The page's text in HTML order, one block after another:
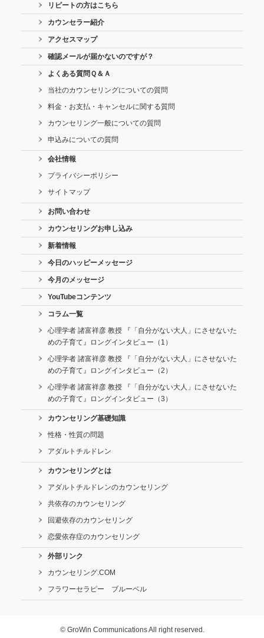
リピートの方はこちら
カウンセラー紹介
アクセスマップ
確認メールが届かないのですが？
よくある質問Ｑ＆Ａ
当社のカウンセリングについての質問
料金・お支払・キャンセルに関する質問
カウンセリング一般についての質問
申込みについての質問
会社情報
プライバシーポリシー
サイトマップ
お問い合わせ
カウンセリングお申し込み
新着情報
今日のハッピーメッセージ
今月のメッセージ
YouTubeコンテンツ
コラム一覧
心理学者 諸富祥彦 教授 『「自分がない大人」にさせないた
めの子育て』ロングインタビュー（1）
心理学者 諸富祥彦 教授 『「自分がない大人」にさせないた
めの子育て』ロングインタビュー（2）
心理学者 諸富祥彦 教授 『「自分がない大人」にさせないた
めの子育て』ロングインタビュー（3）
カウンセリング基礎知識
性格・性質の問題
アダルトチルドレン
カウンセリングとは
アダルトチルドレンのカウンセリング
共依存のカウンセリング
回避依存のカウンセリング
恋愛依存症のカウンセリング
外部リンク
カウンセリング.COM
フラワーセラピー ブルーベル
© GroWin Communications All right reserved.